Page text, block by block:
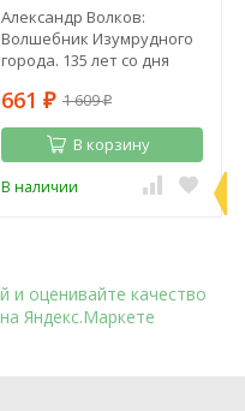
Александр Волков:
Волшебник Изумрудного
города. 135 лет со дня
661 ₽ 1 609₽
В корзину
В наличии